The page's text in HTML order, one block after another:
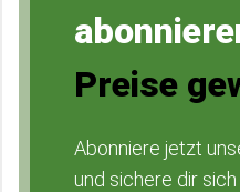
Preise
Abonniere jetzt
und sichere dir